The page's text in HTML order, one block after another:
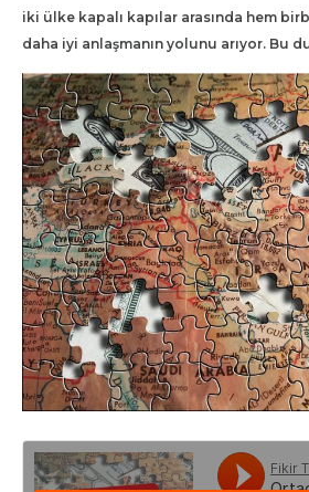
iki ülke kapalı kapılar arasında hem
daha iyi anlaşmanın yolunu arıyor. Bu